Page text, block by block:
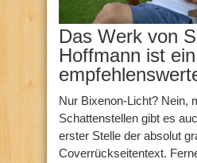
Das Werk von
Hoffmann ist ein
Nur Bixenon-Licht? Nein,
Schattenstellen gibt es
erster Stelle der absolut
Coverrückseitentext.